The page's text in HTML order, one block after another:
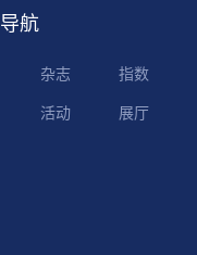
航
杂志 指数
活动 展厅